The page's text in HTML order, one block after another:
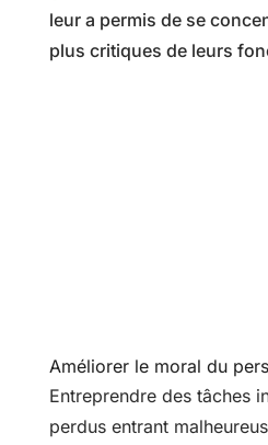
leur a permis de se
plus critiques de leurs
Améliorer le moral du
Entreprendre des tâches
perdus entrant